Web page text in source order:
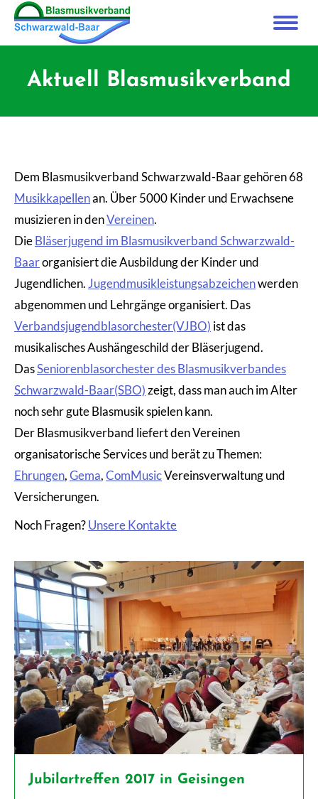
Aktuell Blasmusikverband
Dem Blasmusikverband Schwarzwald-Baar gehören 68
Musikkapellenan. Über 5000 Kinder und Erwachsene
musizieren in denVereinen.
DieBläserjugend im Blasmusikverband Schwarzwald-
Baarorganisiert die Ausbildung der Kinder und
Jugendlichen. Jugendmusikleistungsabzeichenwerden
abgenommen und Lehrgänge organisiert. Das
Verbandsjugendblasorchester(VJBO) ist das
musikalisches Aushängeschild der Bläserjugend.
DasSeniorenblasorchester des Blasmusikverbandes
Schwarzwald-Baar(SBO)zeigt, dass man auch im Alter
noch sehr gute Blasmusik spielen kann.
Der Blasmusikverband liefert den Vereinen
organisatorische Services und berät zu Themen:
Ehrungen,Gema,ComMusicVereinsverwaltung und
Versicherungen.
Noch Fragen?Unsere Kontakte
Jubilartreffen 2017 in Geisingen